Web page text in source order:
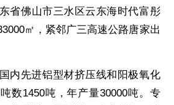
省佛山市三水区云东海时代富彤
㎡，紧邻广三高速公路唐家出
内先进铝型材挤压线和阳极氧化
数1450吨，年产量30000吨。专